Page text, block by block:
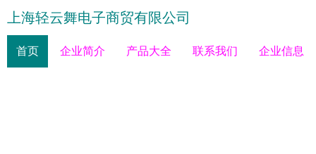
上海轻云舞电子商贸有限公司
首页 企业简介 产品大全 联系我们 企业信息